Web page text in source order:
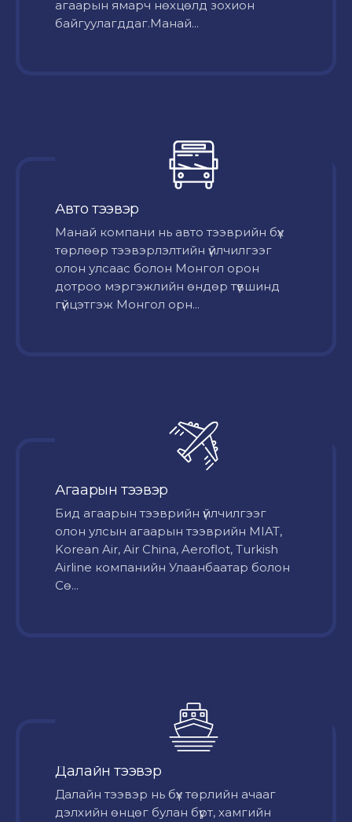
агаарын ямарч нөхцөлд зохион
байгуулагддаг.Манай...
Авто тээвэр
Mанай компани нь авто тээврийн бүх
төрлөөр тээвэрлэлтийн үйлчилгээг
олон улсаас болон Монгол орон
дотроо мэргэжлийн өндөр түвшинд
гүйцэтгэж Монгол орн...
Агаарын тээвэр
Бид агаарын тээврийн үйлчилгээг
олон улсын агаарын тээврийн MIAT,
Korean Air, Air China, Aeroflot, Turkish
Airline компанийн Улаанбаатар болон
Сө...
Далайн тээвэр
Далайн тээвэр нь бүх төрлийн ачааг
дэлхийн өнцөг булан бүрт, хамгийн